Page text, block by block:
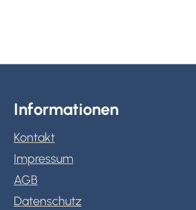
Informationen
Kontakt
Impressum
AGB
Datenschutz